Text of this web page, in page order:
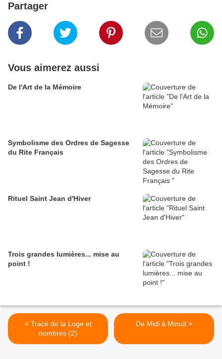
Partager
Vous aimerez aussi
De l'Art de la Mémoire
Symbolisme des Ordres de Sagesse
du Rite Français
Rituel Saint Jean d'Hiver
Trois grandes lumières... mise au
point !
< Tracé de la Loge et
nombres (2)
De Midi à Minuit >